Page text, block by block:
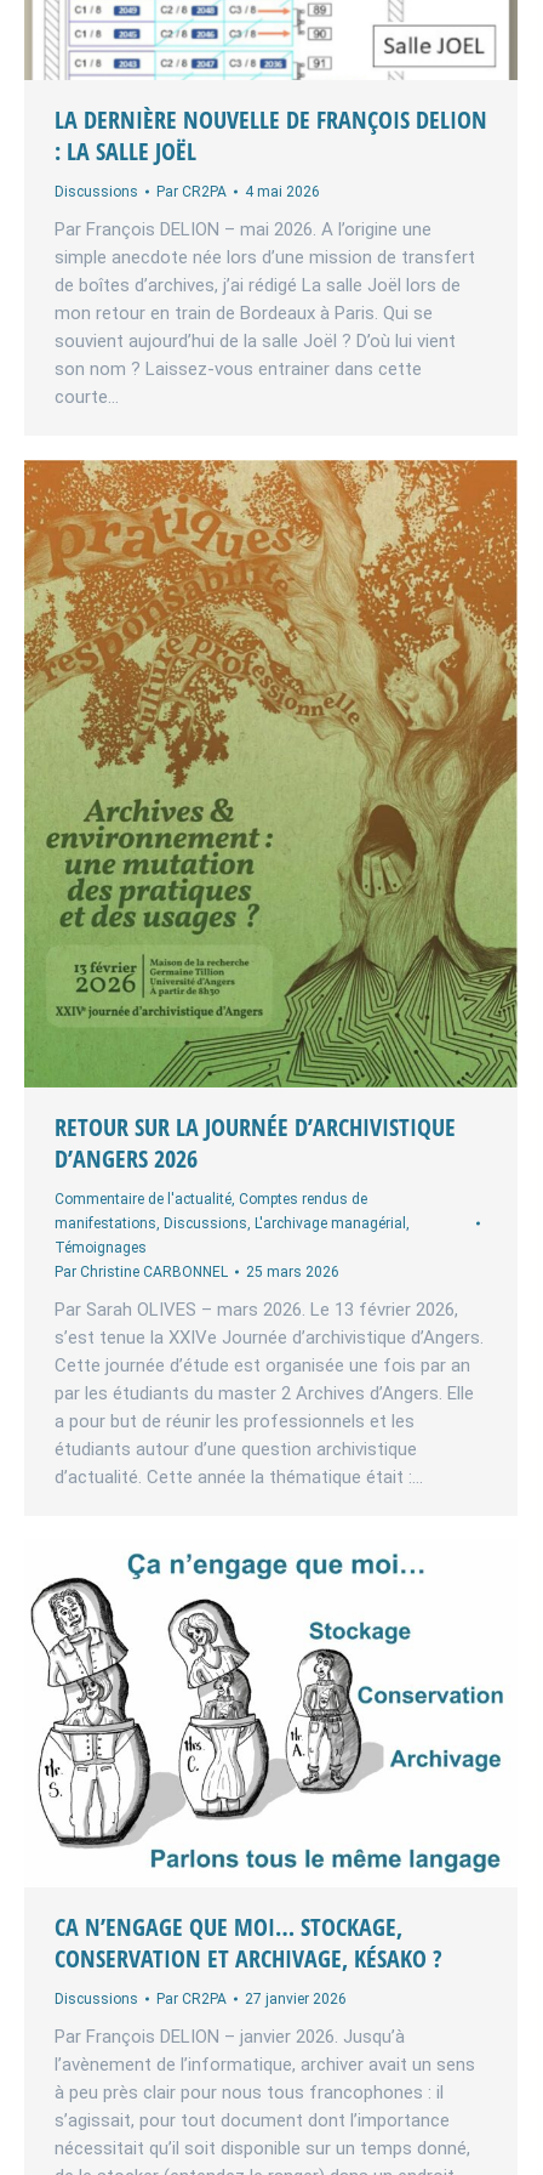
LA DERNIÈRE NOUVELLE DE FRANÇOIS DELION
: LA SALLE JOËL
Discussions Par CR2PA 4 mai 2026
Par François DELION – mai 2026. A l’origine une
simple anecdote née lors d’une mission de transfert
de boîtes d’archives, j’ai rédigé La salle Joël lors de
mon retour en train de Bordeaux à Paris. Qui se
souvient aujourd’hui de la salle Joël ? D’où lui vient
son nom ? Laissez-vous entrainer dans cette
courte…
RETOUR SUR LA JOURNÉE D’ARCHIVISTIQUE
D’ANGERS 2026
Commentaire de l'actualité Comptes rendus de
manifestations Discussions L'archivage managérial
Témoignages
Par Christine CARBONNEL 25 mars 2026
Par Sarah OLIVES – mars 2026. Le 13 février 2026,
s’est tenue la XXIVe Journée d’archivistique d’Angers.
Cette journée d’étude est organisée une fois par an
par les étudiants du master 2 Archives d’Angers. Elle
a pour but de réunir les professionnels et les
étudiants autour d’une question archivistique
d’actualité. Cette année la thématique était :…
CA N’ENGAGE QUE MOI… STOCKAGE,
CONSERVATION ET ARCHIVAGE, KÉSAKO ?
Discussions Par CR2PA 27 janvier 2026
Par François DELION – janvier 2026. Jusqu’à
l’avènement de l’informatique, archiver avait un sens
à peu près clair pour nous tous francophones : il
s’agissait, pour tout document dont l’importance
nécessitait qu’il soit disponible sur un temps donné,